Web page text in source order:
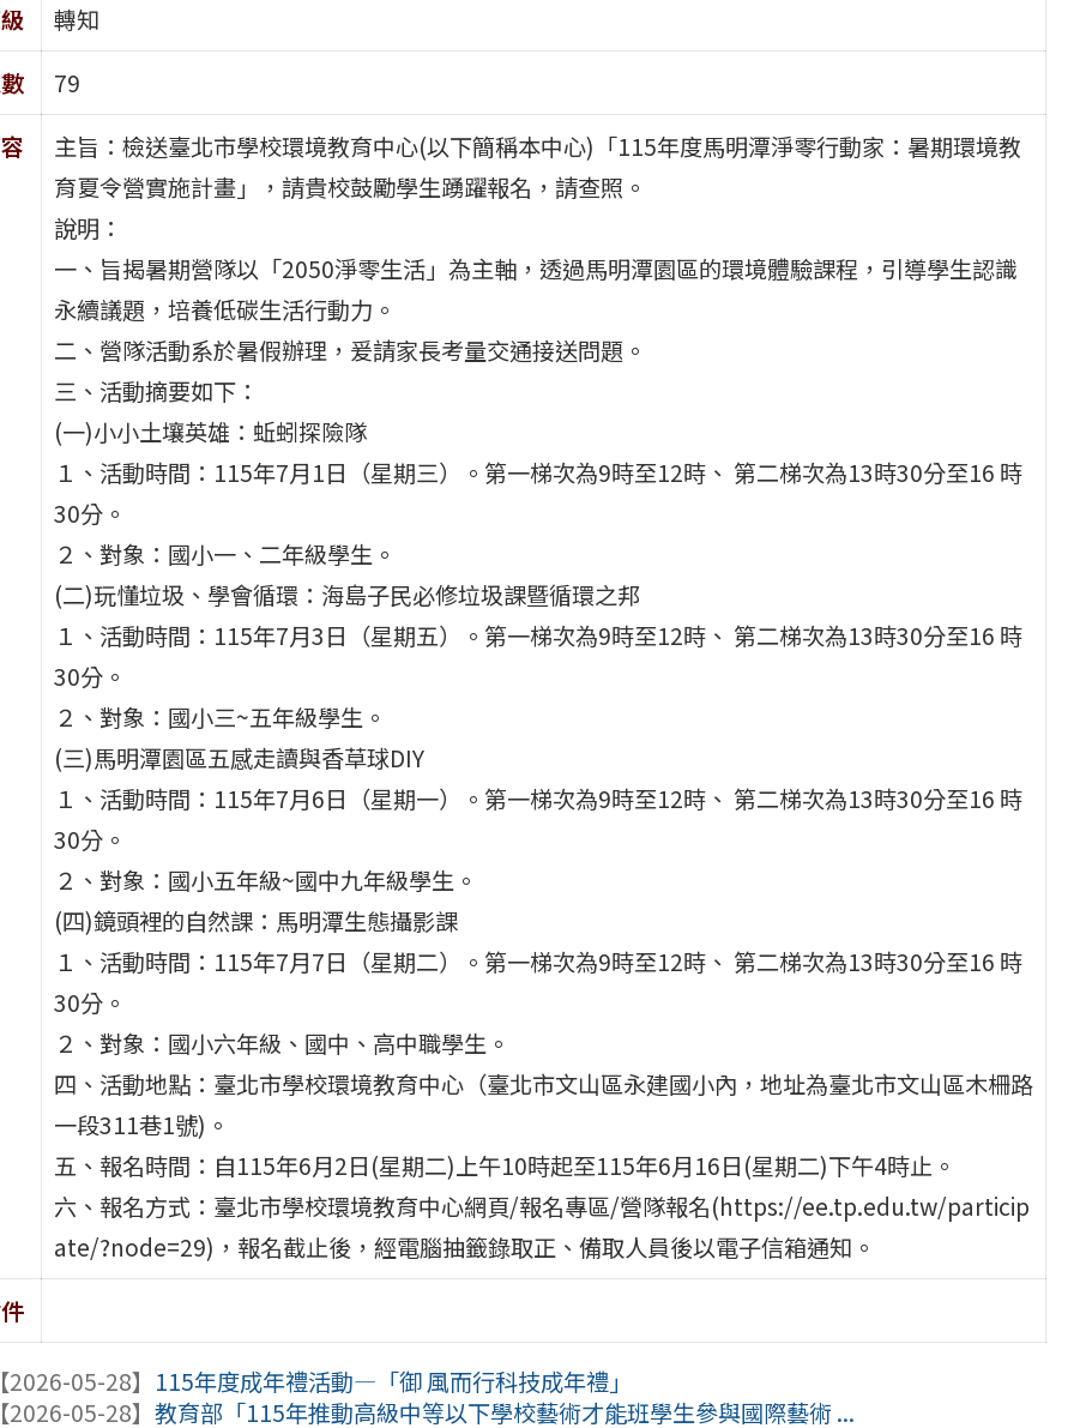
轉知
79
主旨：檢送臺北市學校環境教育中心(以下簡稱本中心)「115年度馬明潭淨零行動家：暑期環境教
育夏令營實施計畫」，請貴校鼓勵學生踴躍報名，請查照。
說明：
一、旨揭暑期營隊以「2050淨零生活」為主軸，透過馬明潭園區的環境體驗課程，引導學生認識
永續議題，培養低碳生活行動力。
二、營隊活動系於暑假辦理，爰請家長考量交通接送問題。
三、活動摘要如下：
(一)小小土壤英雄：蚯蚓探險隊
１、活動時間：115年7月1日（星期三）。第一梯次為9時至12時、 第二梯次為13時30分至16 時
30分。
２、對象：國小一、二年級學生。
(二)玩懂垃圾、學會循環：海島子民必修垃圾課暨循環之邦
１、活動時間：115年7月3日（星期五）。第一梯次為9時至12時、 第二梯次為13時30分至16 時
30分。
２、對象：國小三~五年級學生。
(三)馬明潭園區五感走讀與香草球DIY
１、活動時間：115年7月6日（星期一）。第一梯次為9時至12時、 第二梯次為13時30分至16 時
30分。
２、對象：國小五年級~國中九年級學生。
(四)鏡頭裡的自然課：馬明潭生態攝影課
１、活動時間：115年7月7日（星期二）。第一梯次為9時至12時、 第二梯次為13時30分至16 時
30分。
２、對象：國小六年級、國中、高中職學生。
四、活動地點：臺北市學校環境教育中心（臺北市文山區永建國小內，地址為臺北市文山區木柵路
一段311巷1號)。
五、報名時間：自115年6月2日(星期二)上午10時起至115年6月16日(星期二)下午4時止。
六、報名方式：臺北市學校環境教育中心網頁/報名專區/營隊報名(https://ee.tp.edu.tw/particip
ate/?node=29)，報名截止後，經電腦抽籤錄取正、備取人員後以電子信箱通知。
【2026-05-28】 115年度成年禮活動—「御 風而行科技成年禮」
【2026-05-28】教育部「115年推動高級中等以下學校藝術才能班學生參與國際藝術 ...